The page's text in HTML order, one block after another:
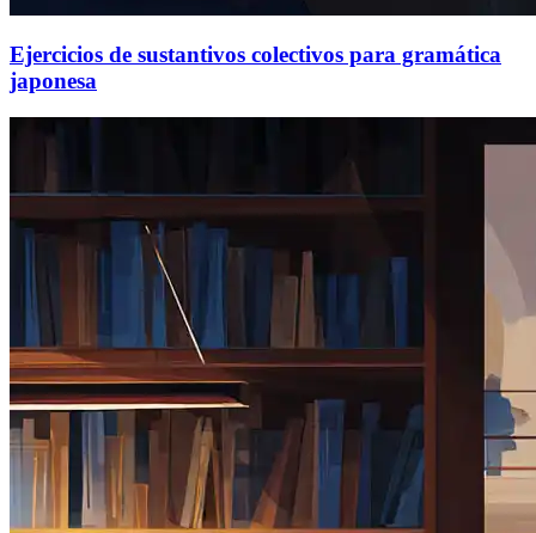
Ejercicios de sustantivos colectivos para gramática
japonesa